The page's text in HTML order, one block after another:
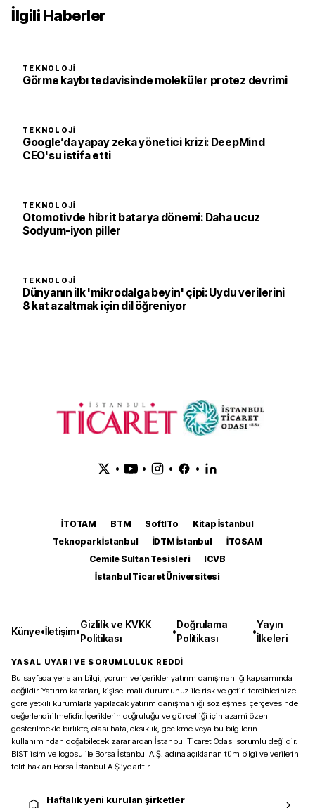
İlgili Haberler
TEKNOLOJI
Görme kaybı tedavisinde moleküler protez devrimi
TEKNOLOJI
Google’da yapay zeka yönetici krizi: DeepMind
CEO'su istifa etti
TEKNOLOJI
Otomotivde hibrit batarya dönemi: Daha ucuz
Sodyum-iyon piller
TEKNOLOJI
Dünyanın ilk 'mikrodalga beyin' çipi: Uydu verilerini
8 kat azaltmak için dil öğreniyor
• • • •
İTOTAM BTM SoftITo
Kitap İstanbul
Teknopark İstanbul
İDTM İstanbul
İTOSAM
Cemile Sultan Tesisleri
ICVB
İstanbul Ticaret Üniversitesi
Künye•İletişim•
Gizlilik ve KVKK
Politikası
•
Doğrulama
Politikası
•
Yayın
İlkeleri
YASAL UYARI VE SORUMLULUK REDDİ
Bu sayfada yer alan bilgi, yorum ve içerikler yatırım danışmanlığı kapsamında
değildir. Yatırım kararları, kişisel mali durumunuz ile risk ve getiri tercihlerinize
göre yetkili kurumlarla yapılacak yatırım danışmanlığı sözleşmesi çerçevesinde
değerlendirilmelidir. İçeriklerin doğruluğu ve güncelliği için azami özen
gösterilmekle birlikte, olası hata, eksiklik, gecikme veya bu bilgilerin
kullanımından doğabilecek zararlardan İstanbul Ticaret Odası sorumlu değildir.
BIST isim ve logosu ile Borsa İstanbul A.Ş. adına açıklanan tüm bilgi ve verilerin
telif hakları Borsa İstanbul A.Ş.’ye aittir.
Haftalık yeni kurulan şirketler